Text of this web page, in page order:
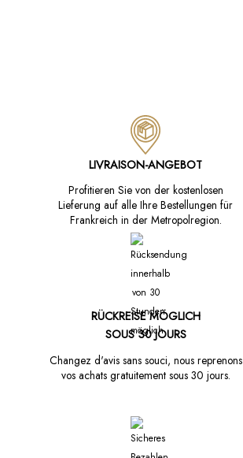
LIVRAISON-ANGEBOT
Profitieren Sie von der kostenlosen
Lieferung auf alle Ihre Bestellungen für
Frankreich in der Metropolregion.
RÜCKREISE MÖGLICH
SOUS 30 JOURS
Changez d'avis sans souci, nous reprenons
vos achats gratuitement sous 30 jours.